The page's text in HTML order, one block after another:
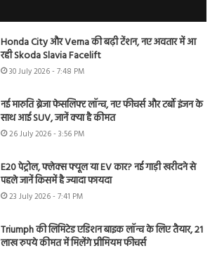
Honda City और Verna की बढ़ी टेंशन, नए अवतार में आ
रही Skoda Slavia Facelift
30 July 2026 - 7:48 PM
नई मारुति ब्रेजा फेसलिफ्ट लॉन्च, नए फीचर्स और टर्बो इंजन के
साथ आई SUV, जानें क्या है कीमत
26 July 2026 - 3:56 PM
E20 पेट्रोल, फ्लेक्स फ्यूल या EV कार? नई गाड़ी खरीदने से
पहले जानें किसमें है ज्यादा फायदा
23 July 2026 - 7:41 PM
Triumph की लिमिटेड एडिशन बाइक लॉन्च के लिए तैयार, 21
लाख रुपये कीमत में मिलेंगे प्रीमियम फीचर्स